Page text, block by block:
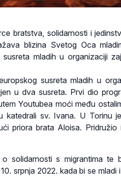
bratstva, solidarnosti i
blizina Svetog Oca
mladih u organizaciji
susreta mladih u
u dva susreta. Prvi dio
Youtubea moći među
katedrali sv. Ivana. U Torinu
priora brata Aloisa. Pridružio
solidarnosti s migrantima te
srpnja 2022. kada bi se mladi